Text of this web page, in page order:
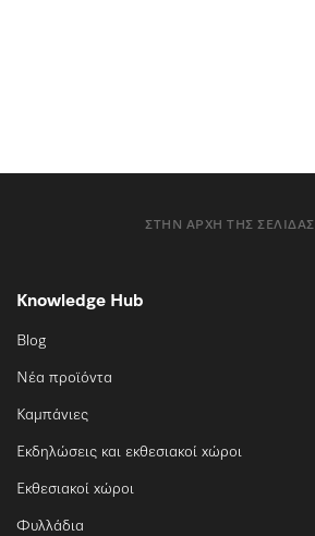
ΣΤΗΝ ΑΡΧΉ ΤΗΣ ΣΕΛΊΔΑΣ
Knowledge Hub
Blog
Νέα προϊόντα
Καμπάνιες
Εκδηλώσεις και εκθεσιακοί χώροι
Εκθεσιακοί χώροι
Φυλλάδια